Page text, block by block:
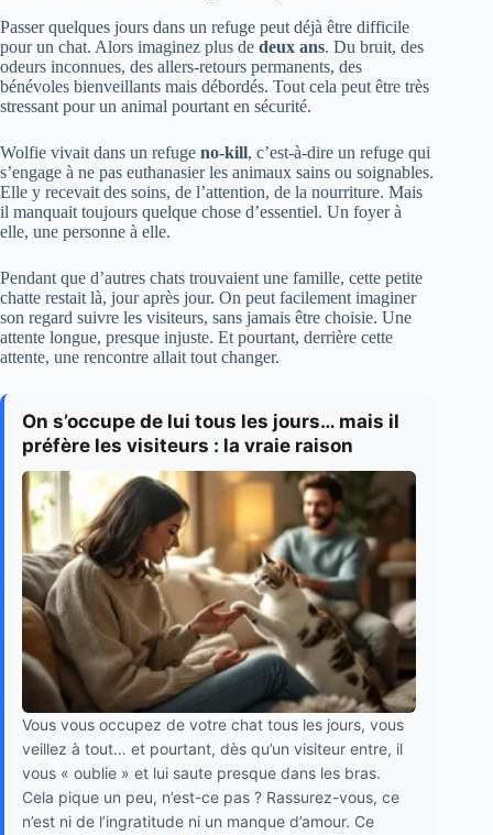
Passer quelques jours dans un refuge peut déjà être difficile
pour un chat. Alors imaginez plus de deux ans. Du bruit, des
odeurs inconnues, des allers-retours permanents, des
bénévoles bienveillants mais débordés. Tout cela peut être très
stressant pour un animal pourtant en sécurité.
Wolfie vivait dans un refuge no-kill, c’est-à-dire un refuge qui
s’engage à ne pas euthanasier les animaux sains ou soignables.
Elle y recevait des soins, de l’attention, de la nourriture. Mais
il manquait toujours quelque chose d’essentiel. Un foyer à
elle, une personne à elle.
Pendant que d’autres chats trouvaient une famille, cette petite
chatte restait là, jour après jour. On peut facilement imaginer
son regard suivre les visiteurs, sans jamais être choisie. Une
attente longue, presque injuste. Et pourtant, derrière cette
attente, une rencontre allait tout changer.
On s’occupe de lui tous les jours… mais il
préfère les visiteurs : la vraie raison
Vous vous occupez de votre chat tous les jours, vous
veillez à tout… et pourtant, dès qu’un visiteur entre, il
vous « oublie » et lui saute presque dans les bras.
Cela pique un peu, n’est-ce pas ? Rassurez-vous, ce
n’est ni de l’ingratitude ni un manque d’amour. Ce